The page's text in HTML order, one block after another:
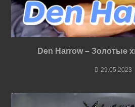
Den Harrow – Золотые
29.05.2023